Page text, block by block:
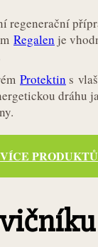
regenerační
Regalen je
Protektin s
dráhu
VÍCE PRODUKTŮ